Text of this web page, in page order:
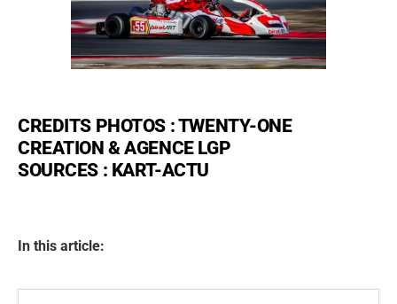
CREDITS PHOTOS :TWENTY-ONE
CREATION&AGENCE LGP
SOURCES : KART-ACTU
In this article: